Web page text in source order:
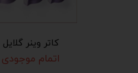
کاتر وینر گلایل
اتمام موجودی